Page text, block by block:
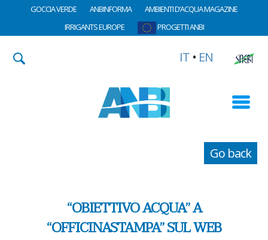
GOCCIA VERDE ANBINFORMA
AMBIENTI D’ACQUA MAGAZINE
IRRIGANTS EUROPE
PROGETTI ANBI
IT • EN
Go back
“OBIETTIVO ACQUA” A
“OFFICINASTAMPA” SUL WEB